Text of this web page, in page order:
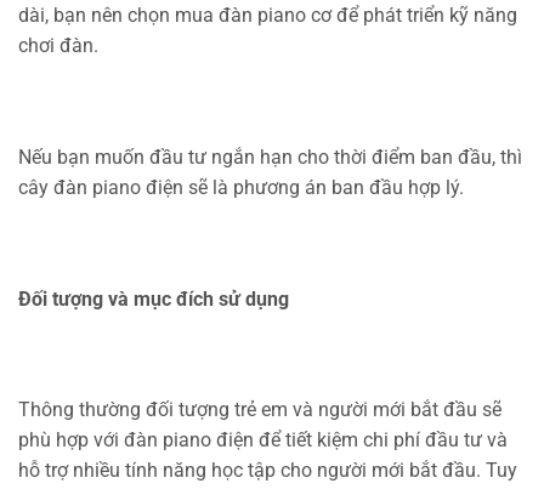
dài, bạn nên chọn mua đàn piano cơ để phát triển kỹ năng
chơi đàn.
Nếu bạn muốn đầu tư ngắn hạn cho thời điểm ban đầu, thì
cây đàn piano điện sẽ là phương án ban đầu hợp lý.
Đối tượng và mục đích sử dụng
Thông thường đối tượng trẻ em và người mới bắt đầu sẽ
phù hợp với đàn piano điện để tiết kiệm chi phí đầu tư và
hỗ trợ nhiều tính năng học tập cho người mới bắt đầu. Tuy